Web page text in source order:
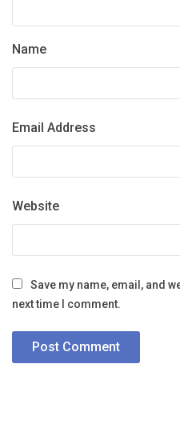
Name
Email Address
Website
Save my name, email, and
next time I comment.